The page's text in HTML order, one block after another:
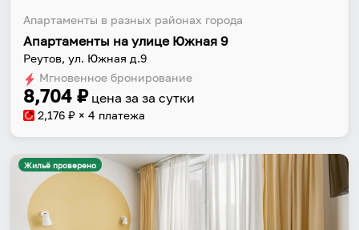
Апартаменты в разных районах города
Апартаменты на улице Южная 9
Реутов, ул. Южная д.9
Мгновенное бронирование
8,704 ₽ цена за за сутки
2,176 ₽ × 4 платежа
Жильё проверено